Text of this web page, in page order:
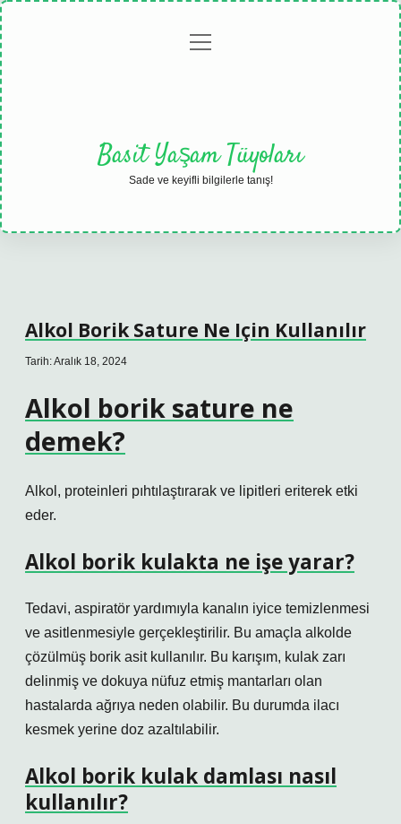
Gizlilikmenüyü
Basit Yaşam Tüyoları
Sade ve keyifli bilgilerle tanış!
Alkol Borik Sature Ne Için Kullanılır
Tarih: Aralık 18, 2024
Alkol borik sature ne
demek?
Alkol, proteinleri pıhtılaştırarak ve lipitleri eriterek etki
eder.
Alkol borik kulakta ne işe yarar?
Tedavi, aspiratör yardımıyla kanalın iyice temizlenmesi
ve asitlenmesiyle gerçekleştirilir. Bu amaçla alkolde
çözülmüş borik asit kullanılır. Bu karışım, kulak zarı
delinmiş ve dokuya nüfuz etmiş mantarları olan
hastalarda ağrıya neden olabilir. Bu durumda ilacı
kesmek yerine doz azaltılabilir.
Alkol borik kulak damlası nasıl
kullanılır?